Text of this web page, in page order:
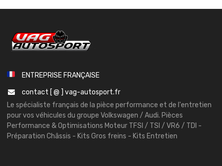
ENTREPRISE FRANÇAISE
contact [ @ ] vag-autosport.fr
Le spécialiste français de la pièce performance et de l'entretien
pour vos véhicules du groupe Volkswagen / Audi. Pièces
Performance & Optimisations Moteur TFSI / TSI / VR6 / TDI -
Préparation Châssis - Kits Gros freins - Kits Entretien